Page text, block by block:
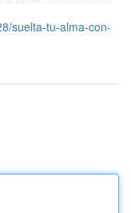
suelta-tu-alma-con-